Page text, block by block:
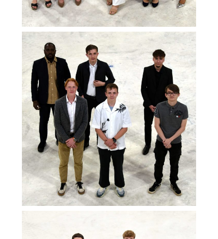
Cookies essentiels
OUI